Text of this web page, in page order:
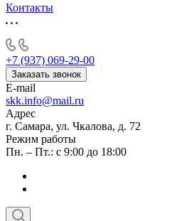
Контакты
+7 (937) 069-29-00
Заказать звонок
E-mail
skk.info@mail.ru
Адрес
г. Самара, ул. Чкалова, д. 72
Режим работы
Пн. – Пт.: с 9:00 до 18:00